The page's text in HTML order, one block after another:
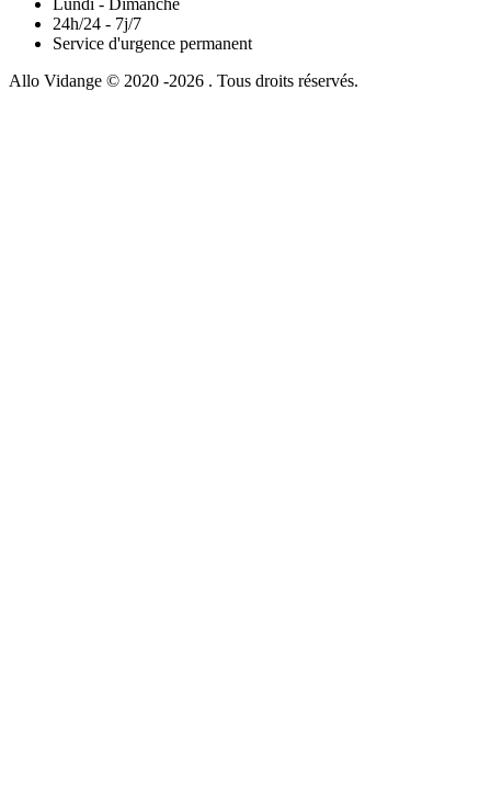
24h/24 - 7j/7
Service d'urgence permanent
Allo Vidange © 2020 -2026 . Tous droits réservés.